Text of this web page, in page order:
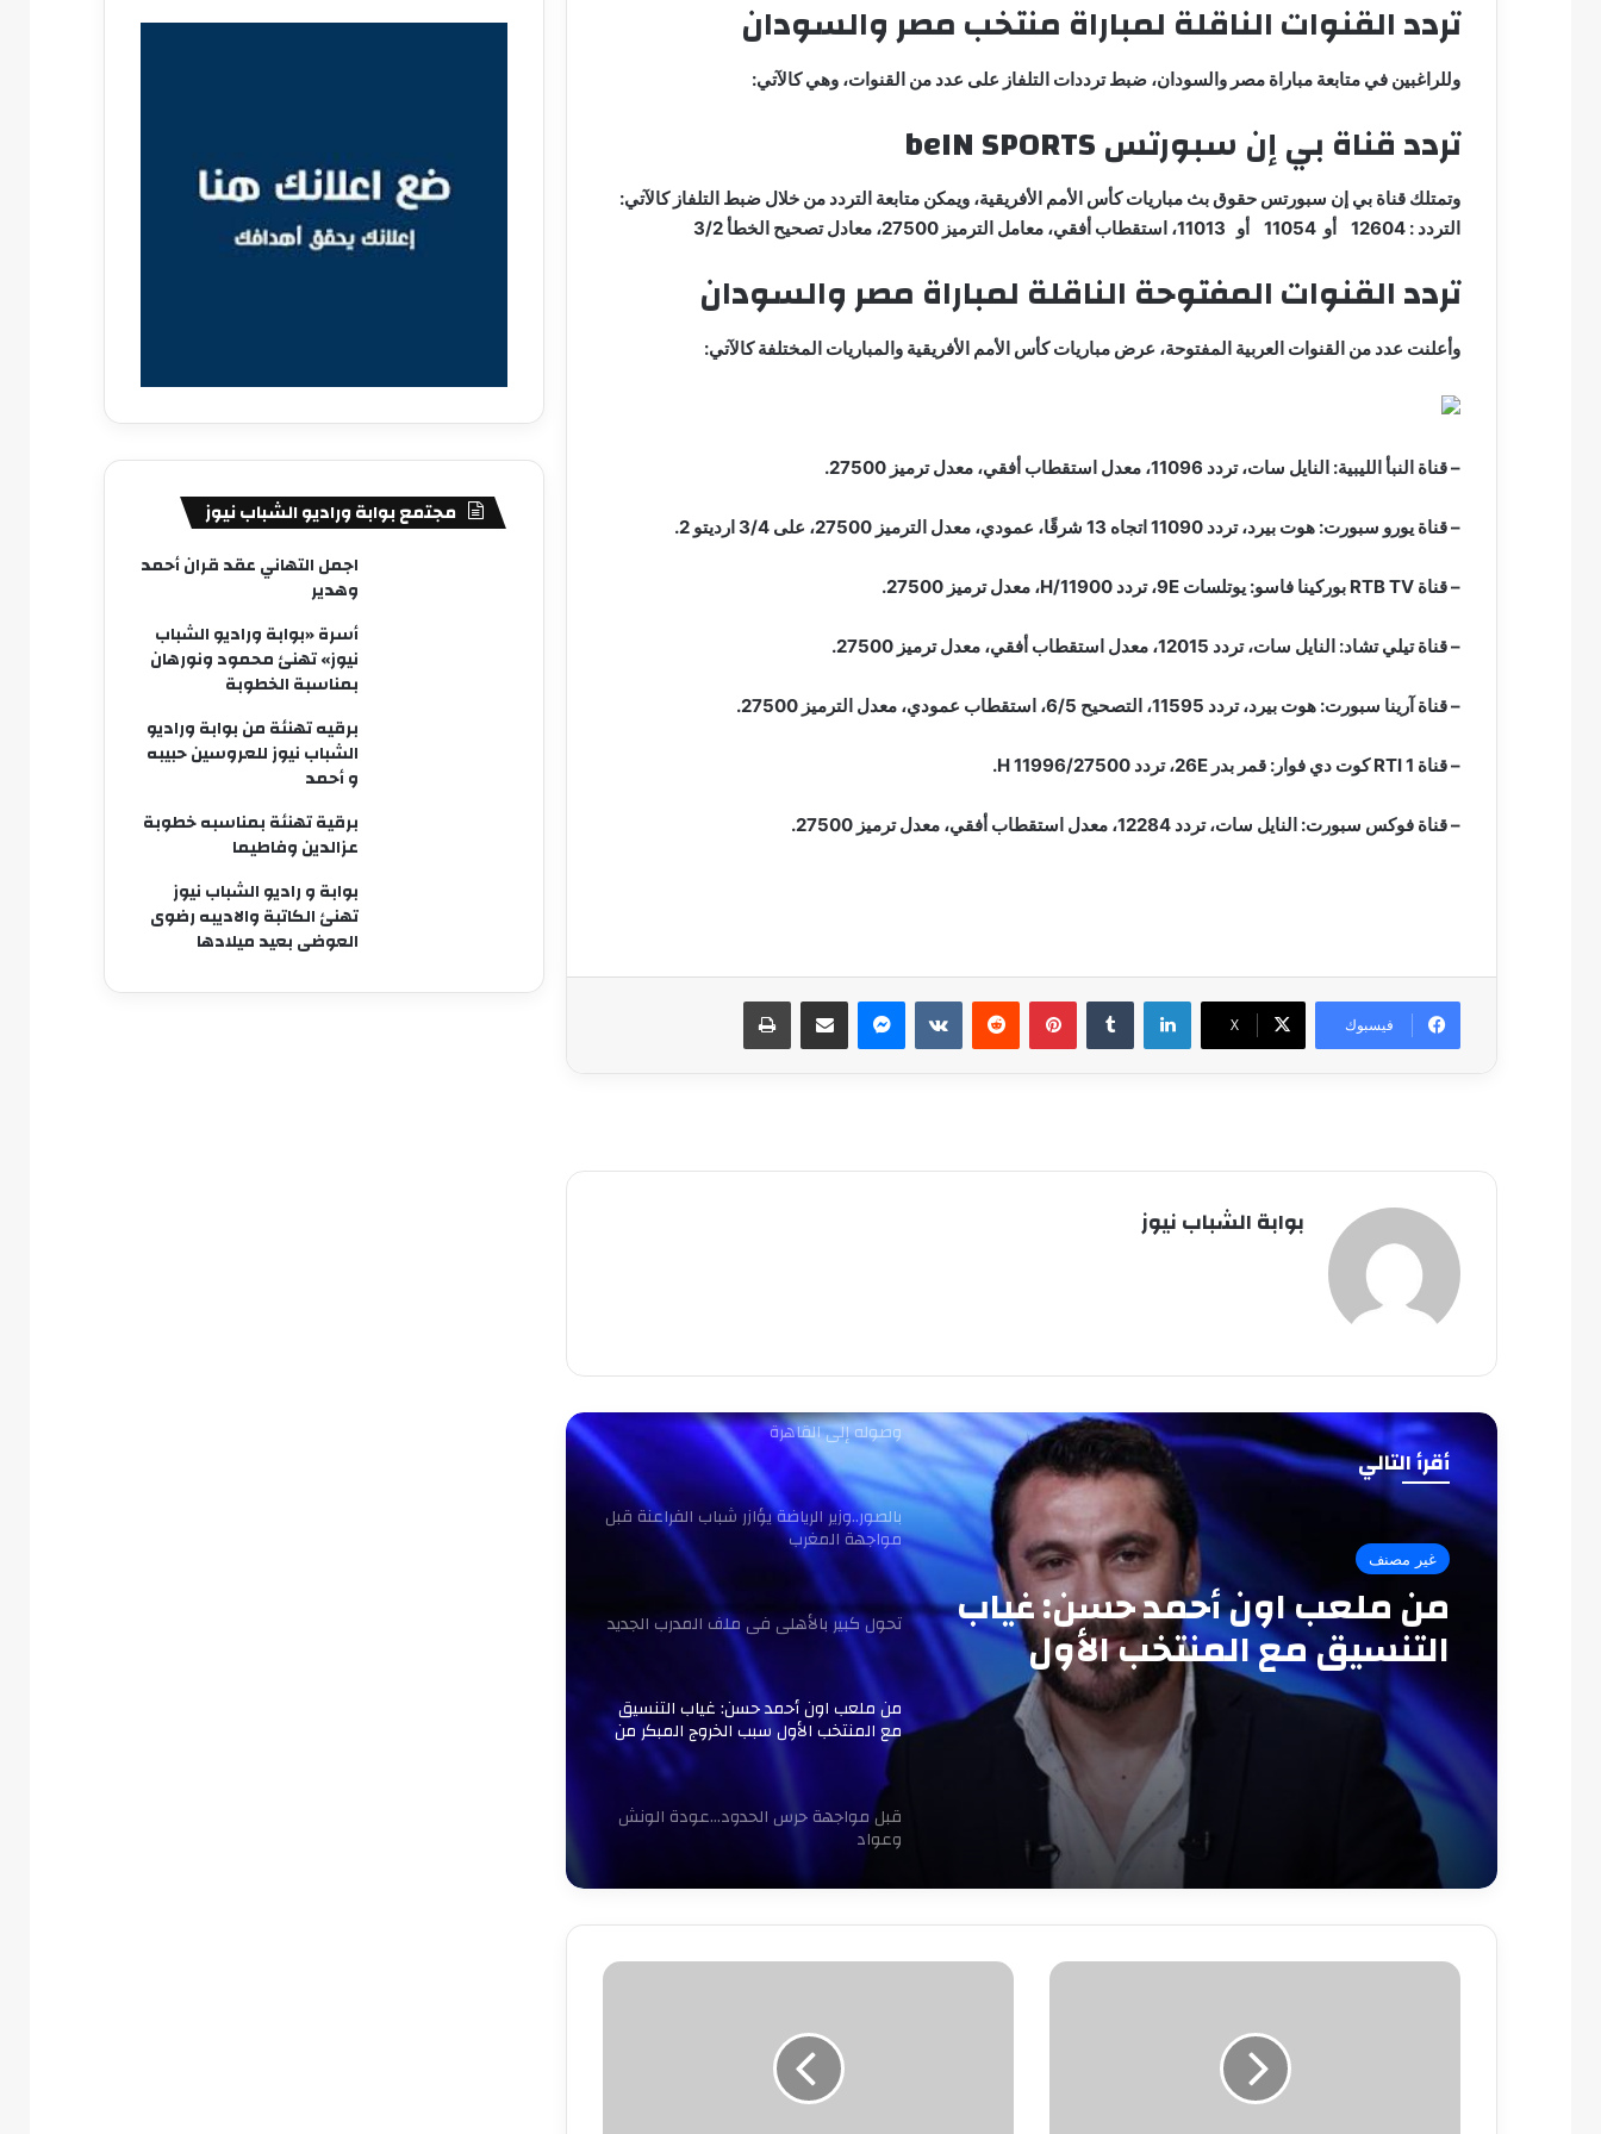
تردد القنوات الناقلة لمباراة منتخب مصر والسودان
وللراغبين في متابعة مباراة مصر والسودان، ضبط ترددات التلفاز على عدد من القنوات، وهي كالآتي:
تردد قناة بي إن سبورتس beIN SPORTS
وتمتلك قناة بي إن سبورتس حقوق بث مباريات كأس الأمم الأفريقية، ويمكن متابعة التردد من خلال ضبط التلفاز كالآتي:
التردد : 12604 أو 11054 أو 11013، استقطاب أفقي، معامل الترميز 27500، معادل تصحيح الخطأ 3/2
تردد القنوات المفتوحة الناقلة لمباراة مصر والسودان
وأعلنت عدد من القنوات العربية المفتوحة، عرض مباريات كأس الأمم الأفريقية والمباريات المختلفة كالآتي:
– قناة النبأ الليبية: النايل سات، تردد 11096، معدل استقطاب أفقي، معدل ترميز 27500.
– قناة يورو سبورت: هوت بيرد، تردد 11090 اتجاه 13 شرقًا، عمودي، معدل الترميز 27500، على 3/4 ارديتو 2.
– قناة RTB TV بوركينا فاسو: يوتلسات 9E، تردد 11900/H، معدل ترميز 27500.
– قناة تيلي تشاد: النايل سات، تردد 12015، معدل استقطاب أفقي، معدل ترميز 27500.
– قناة آرينا سبورت: هوت بيرد، تردد 11595، التصحيح 6/5، استقطاب عمودي، معدل الترميز 27500.
– قناة RTI 1 كوت دي فوار: قمر بدر 26E، تردد 11996/27500 H.
– قناة فوكس سبورت: النايل سات، تردد 12284، معدل استقطاب أفقي، معدل ترميز 27500.
فيسبوك ‫X
لينكدإن بينتيريست ماسنجر مشاركة عبر البريد طباعة
بوابة الشباب نيوز
أقرأ التالي
غير مصنف
من ملعب اون أحمد حسن: غياب
التنسيق مع المنتخب الأول
سبب الخروج المبكر من كأس
العرب
عاجل.. أول طلب من الخطيب لـ ريفيرو بعد
وصوله إلى القاهرة
بالصور..وزير الرياضة يؤازر شباب الفراعنة قبل
مواجهة المغرب
تحول كبير بالأهلي في ملف المدرب الجديد
من ملعب اون أحمد حسن: غياب التنسيق
مع المنتخب الأول سبب الخروج المبكر من
كأس العرب
قبل مواجهة حرس الحدود…عودة الونش
وعواد
30 مليون جنيه ولاعب.. الخطيب يتدخل
رسميًا.. مصر تتولى رئاسة اللجنة الحكومية
الدولية للتربية البدنية والرياضة باليونسكو
الفرق
الآن|
مجتمع بوابة وراديو الشباب نيوز
اجمل التهاني عقد قران أحمد
وهدير
أسرة «بوابة وراديو الشباب
نيوز» تهنئ محمود ونورهان
بمناسبة الخطوبة
برقيه تهنئة من بوابة وراديو
الشباب نيوز للعروسين حبيبه
و أحمد
برقية تهنئة بمناسبه خطوبة
عزالدين وفاطيما
بوابة و راديو الشباب نيوز
تهنئ الكاتبة والاديبه رضوى
العوضى بعيد ميلادها